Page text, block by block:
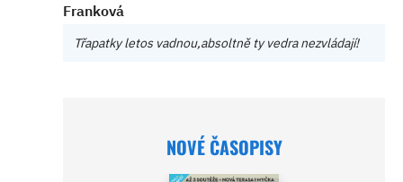
Franková
Třapatky letos vadnou,absoltně ty vedra nezvládají!
NOVÉ ČASOPISY